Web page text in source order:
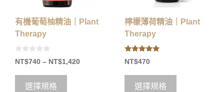
有機葡萄柚精油｜Plant
Therapy
0
oNT$740 – NT$1,420
選擇規格
檸檬薄荷精油｜Plant
Therapy
5.00
out of 5
NT$470
選擇規格